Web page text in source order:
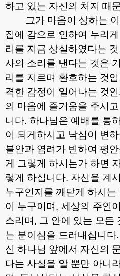
하고 있는 자신의 처지 때
그가 마음이 상하는
집에 감으로 인하여 누리
리를 지금 상실하였다는
사의 소리를 낸다는 것은
리를 지르며 환호하는 것
격한 감정이 일어나는 것
의 마음에 즐거움을 주시
니다. 하나님은 예배를 통
이 되게하시고 낙심이 변
불안과 염려가 변하여 평
게 그렇게 하시는가 하면
렇게 하십니다. 자신을 계
누구인지를 깨닫게 하시는
이 누구이며 , 세상의 주인
스리며 , 그 안에 있는 모든
는 분이심을 드러내십니다.
신 하나님 앞에서 자신의
다는 사실을 알 뿐만 아니